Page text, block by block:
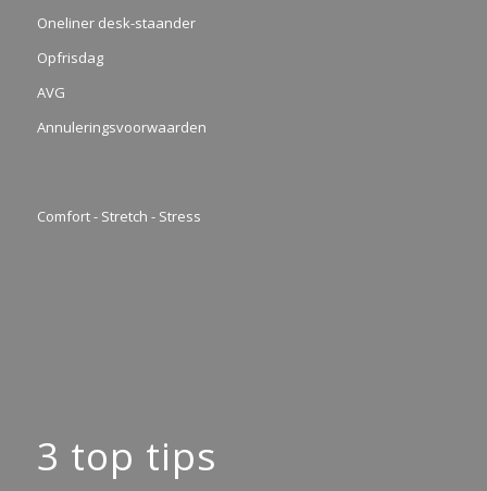
Oneliner desk-staander
Opfrisdag
AVG
Annuleringsvoorwaarden
Comfort - Stretch - Stress
3 top tips